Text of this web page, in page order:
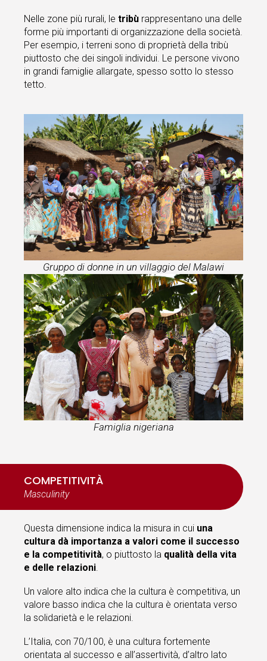
Nelle zone più rurali, le tribù rappresentano una delle
forme più importanti di organizzazione della società.
Per esempio, i terreni sono di proprietà della tribù
piuttosto che dei singoli individui. Le persone vivono
in grandi famiglie allargate, spesso sotto lo stesso
tetto.
Gruppo di donne in un villaggio del Malawi
Famiglia nigeriana
COMPETITIVITÀ
Masculinity
Questa dimensione indica la misura in cui una
cultura dà importanza a valori come il successo
e la competitività, o piuttosto la qualità della vita
e delle relazioni
Un valore alto indica che la cultura è competitiva, un
valore basso indica che la cultura è orientata verso
la solidarietà e le relazioni.
L’Italia, con 70/100, è una cultura fortemente
orientata al successo e all’assertività, d’altro lato